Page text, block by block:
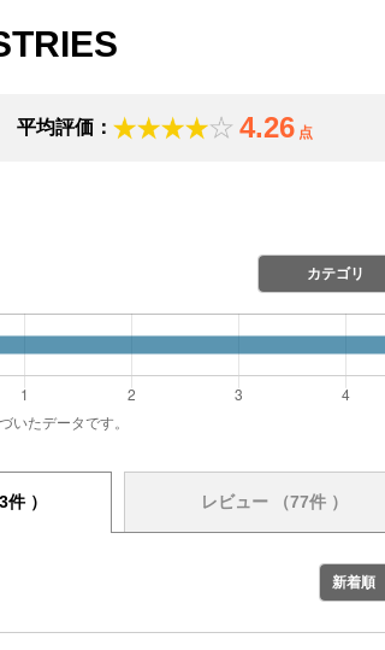
平均評価： 4.26 点
カテゴリ
いたデータです。
3件 ） レビュー （77件 ）
新着順